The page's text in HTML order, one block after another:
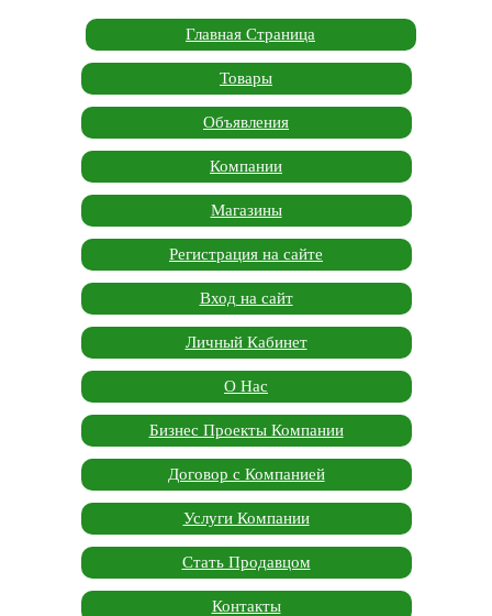
Главная Страница
Товары
Объявления
Компании
Магазины
Регистрация на сайте
Вход на сайт
Личный Кабинет
О Нас
Бизнес Проекты Компании
Договор с Компанией
Услуги Компании
Стать Продавцом
Контакты